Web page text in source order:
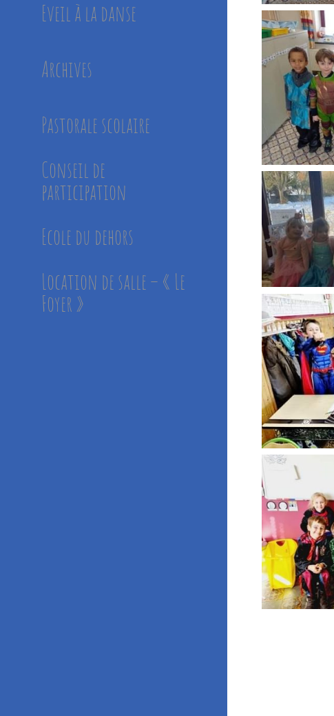
Eveil à la danse
Archives
Pastorale scolaire
Conseil de
participation
Ecole du dehors
Location de salle – « Le
Foyer »